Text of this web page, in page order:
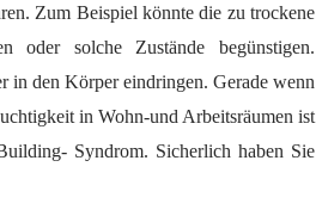
Zum Beispiel könnte die zu trockene
oder solche Zustände begünstigen.
in den Körper eindringen. Gerade wenn
in Wohn-und Arbeitsräumen ist
Syndrom. Sicherlich haben Sie